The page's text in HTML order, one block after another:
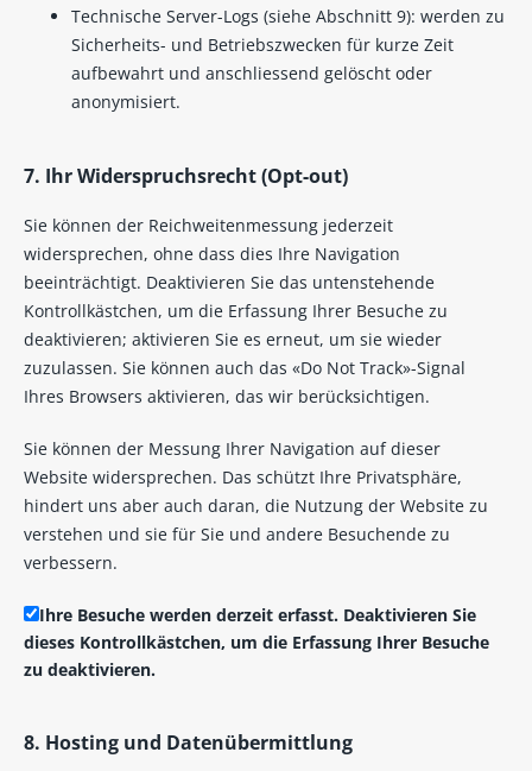
Technische Server-Logs (siehe Abschnitt 9): werden zu
Sicherheits- und Betriebszwecken für kurze Zeit
aufbewahrt und anschliessend gelöscht oder
anonymisiert.
7. Ihr Widerspruchsrecht (Opt-out)
Sie können der Reichweitenmessung jederzeit
widersprechen, ohne dass dies Ihre Navigation
beeinträchtigt. Deaktivieren Sie das untenstehende
Kontrollkästchen, um die Erfassung Ihrer Besuche zu
deaktivieren; aktivieren Sie es erneut, um sie wieder
zuzulassen. Sie können auch das «Do Not Track»-Signal
Ihres Browsers aktivieren, das wir berücksichtigen.
Sie können der Messung Ihrer Navigation auf dieser
Website widersprechen. Das schützt Ihre Privatsphäre,
hindert uns aber auch daran, die Nutzung der Website zu
verstehen und sie für Sie und andere Besuchende zu
verbessern.
Ihre Besuche werden derzeit erfasst. Deaktivieren Sie
dieses Kontrollkästchen, um die Erfassung Ihrer Besuche
zu deaktivieren.
8. Hosting und Datenübermittlung